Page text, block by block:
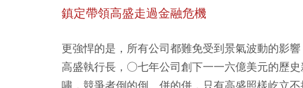
鎮定帶領高盛走過金融危機
更強悍的是，所有公司都難免受到景氣波動的影
高盛執行長，○七年公司創下一一六億美元的歷
嘯，競爭者倒的倒、併的併，只有高盛照樣屹立